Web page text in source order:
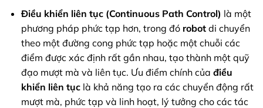
Điều khiển liên tục (Continuous Path Control) là một
phương pháp phức tạp hơn, trong đó robotdi chuyển
theo một đường cong phức tạp hoặc một chuỗi các
điểm được xác định rất gần nhau, tạo thành một quỹ
đạo mượt mà và liên tục. Ưu điểm chính của điều
khiển liên tụclà khả năng tạo ra các chuyển động rất
mượt mà, phức tạp và linh hoạt, lý tưởng cho các tác